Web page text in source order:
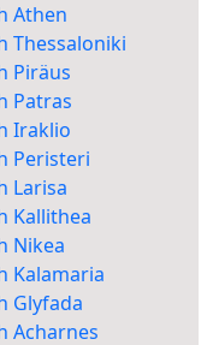
Athen
Thessaloniki
Piräus
Patras
Iraklio
Peristeri
Larisa
Kallithea
Nikea
Kalamaria
Glyfada
Acharnes